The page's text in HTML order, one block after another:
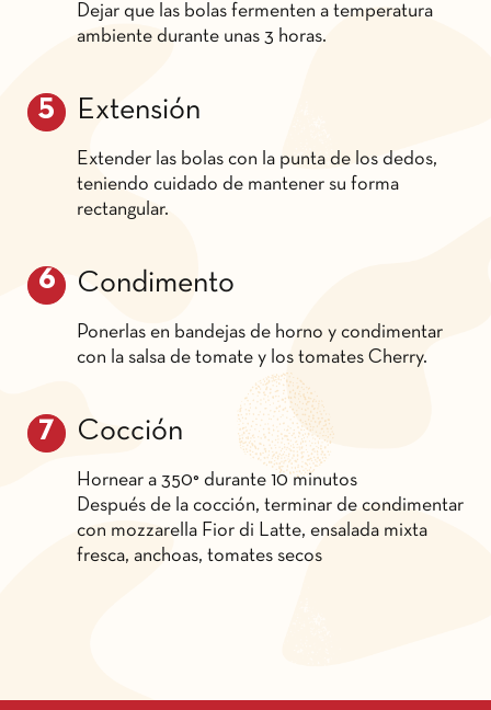
Dejar que las bolas fermenten a temperatura
ambiente durante unas 3 horas.
Extensión
Extender las bolas con la punta de los dedos,
teniendo cuidado de mantener su forma
rectangular.
Condimento
Ponerlas en bandejas de horno y condimentar
con la salsa de tomate y los tomates Cherry.
Cocción
Hornear a 350° durante 10 minutos
Después de la cocción, terminar de condimentar
con mozzarella Fior di Latte, ensalada mixta
fresca, anchoas, tomates secos